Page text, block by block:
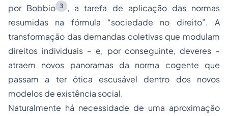
por Bobbio 3
, a tarefa de aplicação das normas
resumidas na fórmula “sociedade no direito”. A
transformação das demandas coletivas que modulam
direitos individuais – e, por conseguinte, deveres –
atraem novos panoramas da norma cogente que
passam a ter ótica escusável dentro dos novos
modelos de existência social.
Naturalmente há necessidade de uma aproximação